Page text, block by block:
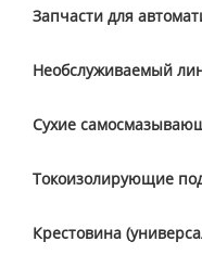
Запчасти для
Необслуживаемый
Сухие
Токоизолирующие
Крестовина